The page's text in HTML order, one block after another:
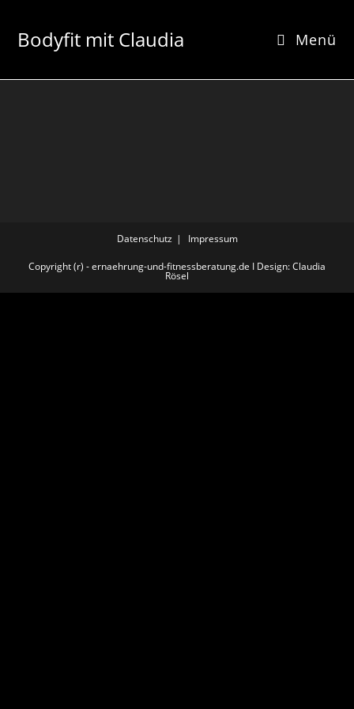
Bodyfit mit Claudia Menü
Datenschutz Impressum
Copyright (r) - ernaehrung-und-fitnessberatung.de I Design: Claudia
Rösel